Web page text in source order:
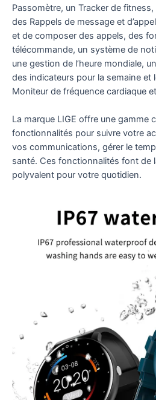
Passomètre, un Tracker de
des Rappels de message et
et de composer des appels, des
télécommande, un système de
une gestion de l’heure mondiale,
des indicateurs pour la semaine et
Moniteur de fréquence cardiaque
La marque LIGE offre une gamme
fonctionnalités pour suivre votre
vos communications, gérer le
santé. Ces fonctionnalités font de
polyvalent pour votre quotidien.